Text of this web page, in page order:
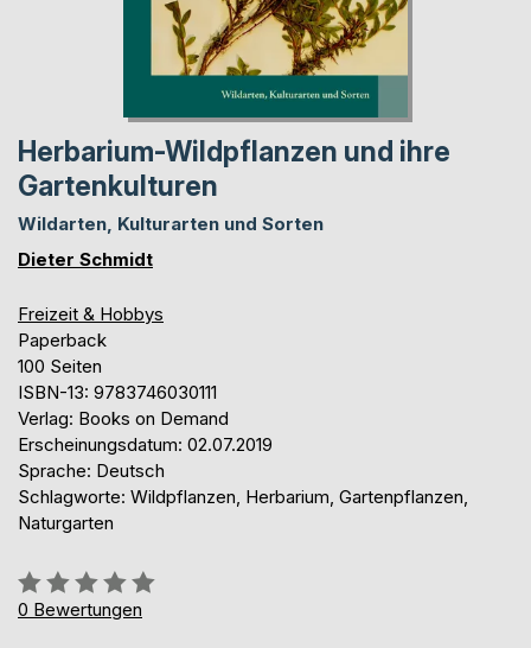
Herbarium-Wildpflanzen und ihre
Gartenkulturen
Wildarten, Kulturarten und Sorten
Dieter Schmidt
Freizeit & Hobbys
Paperback
100 Seiten
ISBN-13: 9783746030111
Verlag: Books on Demand
Erscheinungsdatum: 02.07.2019
Sprache: Deutsch
Schlagworte: Wildpflanzen, Herbarium, Gartenpflanzen,
Naturgarten
Bewertung::
0%
0 Bewertungen